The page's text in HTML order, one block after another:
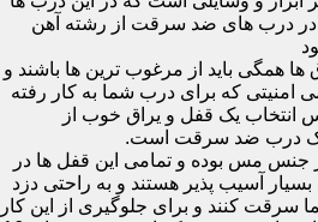
درب های ضد سرقت از رشته آهن
همگی باید از مرغوب ترین ها باشند و
امنیتی که برای درب شما به کار رفته
انتخاب یک قفل و یراق خوب از
یک درب ضد سرقت است.
جنس مس بوده و تمامی این قفل ها در
بسیار آسیب پذیر هستند و به راحتی دزد
سرقت کنند و برای جلوگیری از این کار